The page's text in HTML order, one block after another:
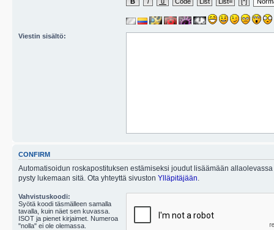
Viestin sisältö:
CONFIRM
Automatisoidun roskapostituksen estämiseksi joudut lisäämään
pysty lukemaan sitä. Ota yhteyttä sivuston Ylläpitäjään
Vahvistuskoodi:
Syötä koodi täsmälleen samalla
tavalla, kuin näet sen kuvassa.
ISOT ja pienet kirjaimet. Numeroa
"nolla" ei ole olemassa.